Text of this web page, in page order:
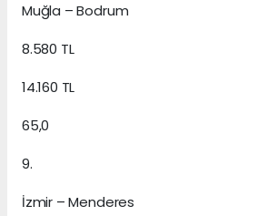
Muğla – Bodrum
8.580 TL
14.160 TL
65,0
9.
İzmir – Menderes